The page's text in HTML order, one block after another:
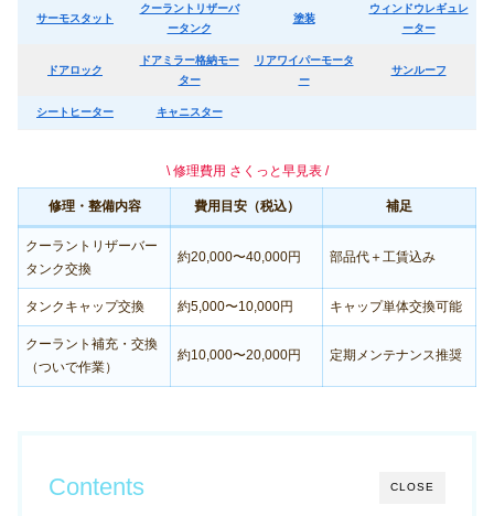
サーモスタット
クーラントリザーバ
ータンク
塗装
ウィンドウレギュレ
ーター
ドアロック
ドアミラー格納モー
ター
リアワイパーモータ
ー
サンルーフ
シートヒーター キャニスター
\ 修理費用 さくっと早見表 /
修理・整備内容 費用目安（税込） 補足
クーラントリザーバー
タンク交換
約20,000〜40,000円 部品代＋工賃込み
タンクキャップ交換 約5,000〜10,000円 キャップ単体交換可能
クーラント補充・交換
（ついで作業）
約10,000〜20,000円 定期メンテナンス推奨
CLOSE
Contents